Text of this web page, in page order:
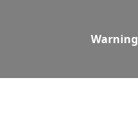
Warning